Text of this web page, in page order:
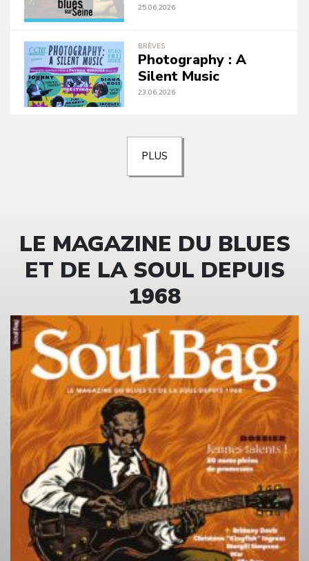
25.06.2026
BRÈVES
Photography : A
Silent Music
23.06.2026
PLUS
LE MAGAZINE DU BLUES
ET DE LA SOUL DEPUIS
1968